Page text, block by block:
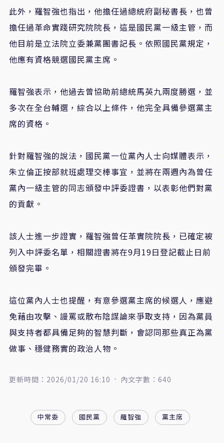
此外，羅智強也指出，他擔任過總統府副秘書長，也曾
擔任過革命實踐研究院院長，這是國民黨一級主管，而
他目前是立法院立委兼黨團書記長。依照國民黨規定，
他應有資格競選國民黨主席。
羅智強表示，他過去曾協助前總統馬英九兩度勝選，並
多次在全台輔選，綜合以上條件，他完全具備參選黨主
席的資格。
針對羅智強的說法，國民黨一位黨內人士向媒體表示，
朱立倫正按部就班處理交棒事宜，並將在兩週內為曾任
黨內一級主管的同志頒發中評委證書，以表彰他們對黨
的貢獻。
該人士進一步證實，羅智強曾任革實院院長，已確定被
列入中評委名單，相關證書將在9月19日登記截止日前
頒發完畢。
這位黨內人士也提醒，有意參選黨主席的候選人，應避
免藉由攻擊、謾罵或散布陰謀論來爭取支持，因為黨員
與支持者都具備足夠的智慧判斷，會認同那些真正為黨
做事、穩健務實的政治人物。
更新時間：2026/01/20 16:10 內文字數：640
中常委 國民黨 羅智強 黨主席